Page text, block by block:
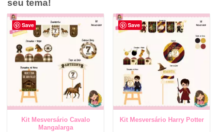
seu tema!
Save
Kit Mesversário Cavalo
Mangalarga
Save
Kit Mesversário Harry Potter